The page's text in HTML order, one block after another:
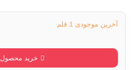
آخرین موجودی 1 قلم
خرید محصول